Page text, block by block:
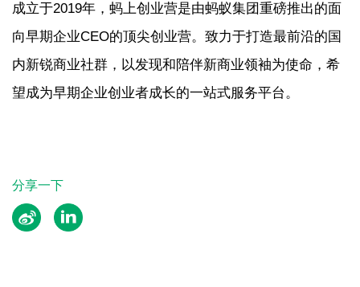
成立于2019年，蚂上创业营是由蚂蚁集团重磅推出的面
向早期企业CEO的顶尖创业营。致力于打造最前沿的国
内新锐商业社群，以发现和陪伴新商业领袖为使命，希
望成为早期企业创业者成长的一站式服务平台。
分享一下